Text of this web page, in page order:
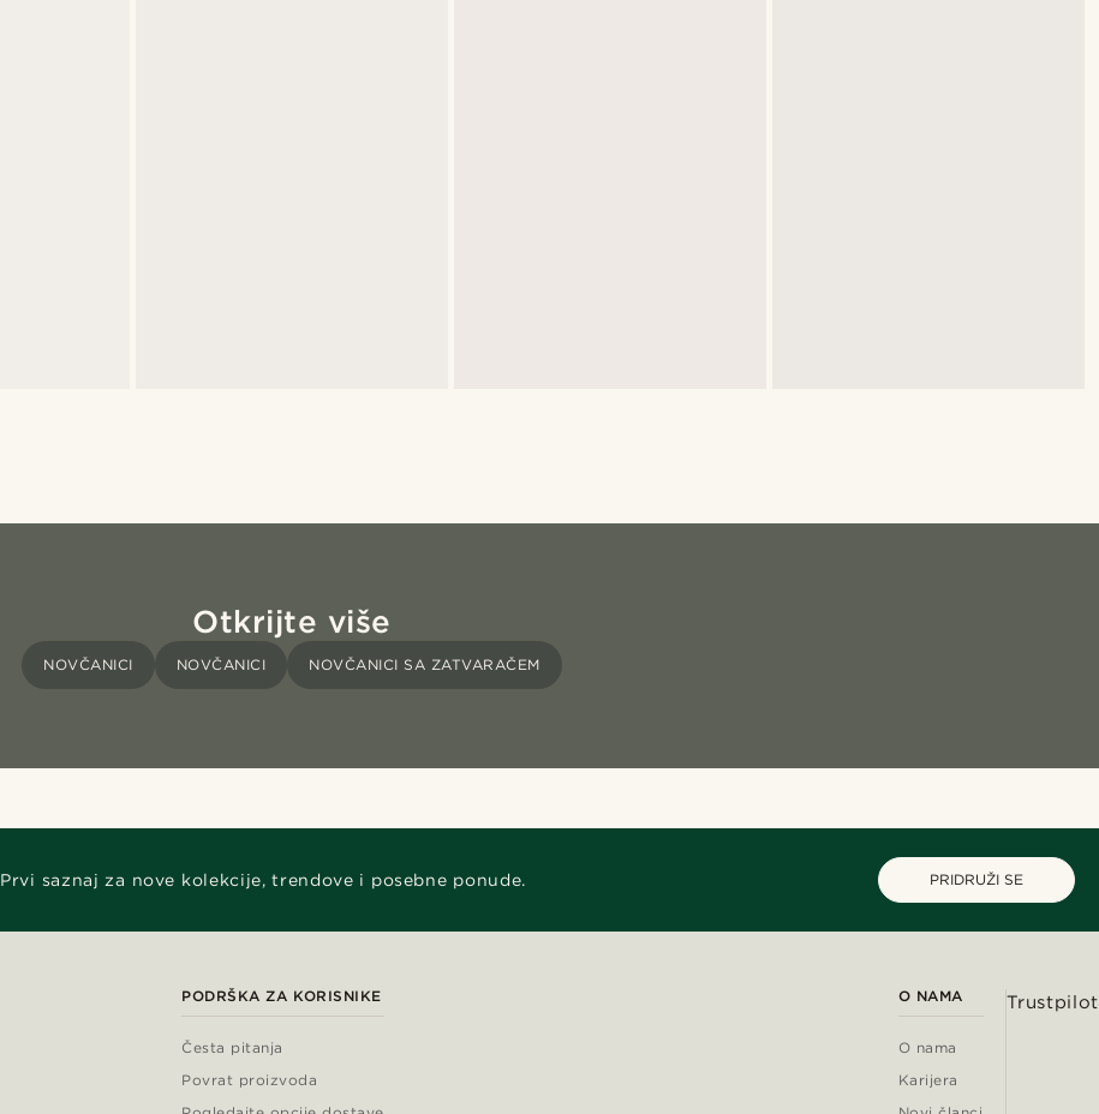
Otkrijte više
NOVČANICI NOVČANICI NOVČANICI SA ZATVARAČEM
Prvi saznaj za nove kolekcije, trendove i posebne ponude. PRIDRUŽI SE
PODRŠKA ZA KORISNIKE
Česta pitanja
Povrat proizvoda
O NAMA
O nama
Karijera
Trustpilot